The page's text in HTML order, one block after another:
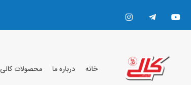
خانه درباره ما محصولات کالی